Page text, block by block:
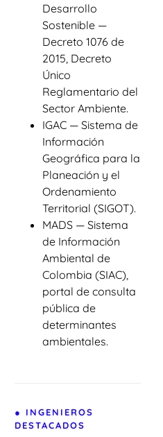
Desarrollo
Sostenible —
Decreto 1076 de
2015, Decreto
Único
Reglamentario del
Sector Ambiente.
IGAC — Sistema de
Información
Geográfica para la
Planeación y el
Ordenamiento
Territorial (SIGOT).
MADS — Sistema
de Información
Ambiental de
Colombia (SIAC),
portal de consulta
pública de
determinantes
ambientales.
● INGENIEROS
DESTACADOS